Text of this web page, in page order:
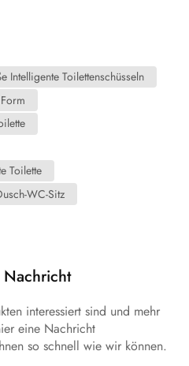
Intelligente Toilettenschüsseln
Toilette
WC-Sitz
Nachricht
interessiert sind und mehr
eine Nachricht
so schnell wie wir können.